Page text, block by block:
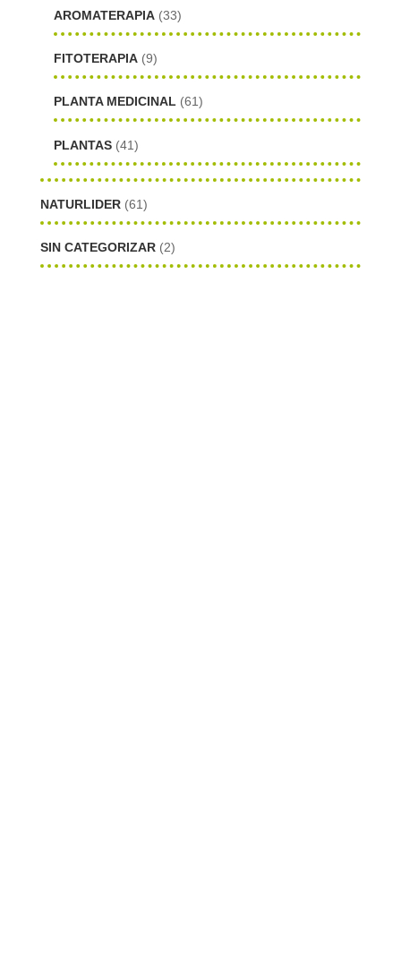
AROMATERAPIA (33)
FITOTERAPIA (9)
PLANTA MEDICINAL (61)
PLANTAS (41)
NATURLIDER (61)
SIN CATEGORIZAR (2)